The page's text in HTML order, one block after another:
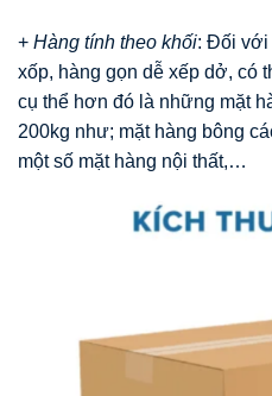
+ Hàng tính theo khối: Đối với
xốp, hàng gọn dễ xếp dở, có
cụ thể hơn đó là những mặt
200kg như; mặt hàng bông
một số mặt hàng nội thất,…